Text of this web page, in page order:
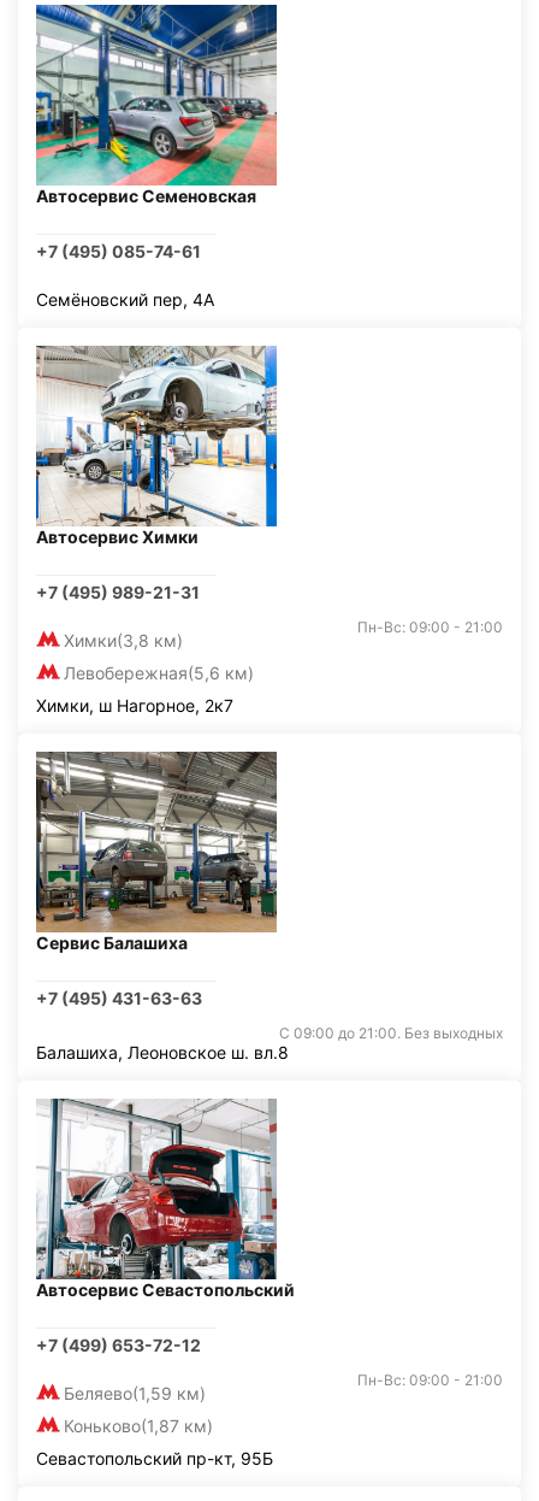
Автосервис Семеновская
+7 (495) 085-74-61
Семёновский пер, 4А
Автосервис Химки
+7 (495) 989-21-31
Химки(3,8 км)
Левобережная(5,6 км)
Пн-Вс: 09:00 - 21:00
Химки, ш Нагорное, 2к7
Сервис Балашиха
+7 (495) 431-63-63
С 09:00 до 21:00. Без выходных
Балашиха, Леоновское ш. вл.8
Автосервис Севастопольский
+7 (499) 653-72-12
Беляево(1,59 км)
Коньково(1,87 км)
Пн-Вс: 09:00 - 21:00
Севастопольский пр-кт, 95Б